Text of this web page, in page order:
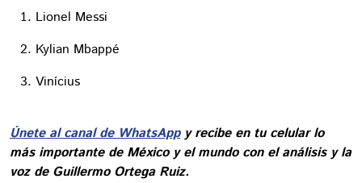
Lionel Messi
Kylian Mbappé
Vinícius
Únete al canal de WhatsAppy recibe en tu celular lo
más importante de México y el mundo con el análisis y la
voz de Guillermo Ortega Ruiz.